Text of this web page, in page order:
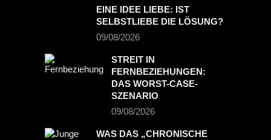
EINE IDEE LIEBE: IST
SELBSTLIEBE DIE LÖSUNG?
09/08/2026
STREIT IN
FERNBEZIEHUNGEN:
DAS WORST-CASE-
SZENARIO
09/08/2026
WAS DAS „CHRONISCHE